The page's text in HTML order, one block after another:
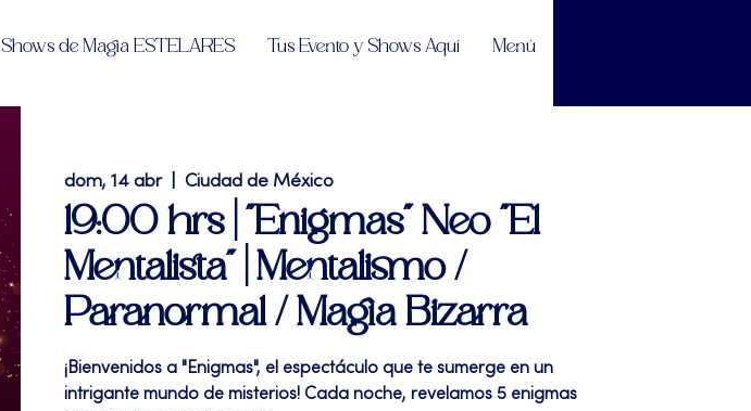
Shows de Magia ESTELARES Tus Evento y Shows Aquí Menú
dom, 14 abr
  |
Ciudad de México
19:00 hrs | "Enigmas" Neo "El
Mentalista" | Mentalismo /
Paranormal / Magia Bizarra
¡Bienvenidos a "Enigmas", el espectáculo que te sumerge en un
intrigante mundo de misterios! Cada noche, revelamos 5 enigmas